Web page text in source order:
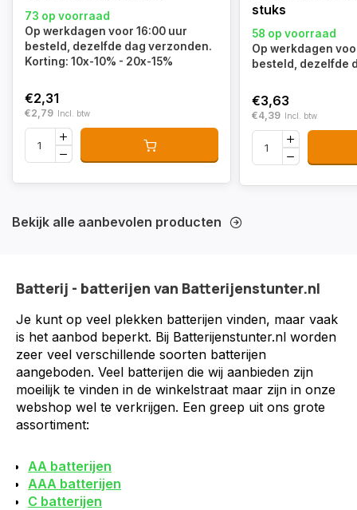
73 op voorraad
Op werkdagen voor 16:00 uur
besteld, dezelfde dag verzonden.
Korting: 10x-10% - 20x-15%
€2,31
€2,79 Incl. btw
stuks
58 op voorraad
Op werkdagen
besteld, dezelfde
€3,63
€4,39 Incl. btw
Bekijk alle aanbevolen producten
Batterij - batterijen van Batterijenstunter.nl
Je kunt op veel plekken batterijen vinden, maar vaak
is het aanbod beperkt. Bij Batterijenstunter.nl worden
zeer veel verschillende soorten batterijen
aangeboden. Veel batterijen die wij aanbieden zijn
moeilijk te vinden in de winkelstraat maar zijn in onze
webshop wel te verkrijgen. Een greep uit ons grote
assortiment:
AA batterijen
AAA batterijen
C batterijen